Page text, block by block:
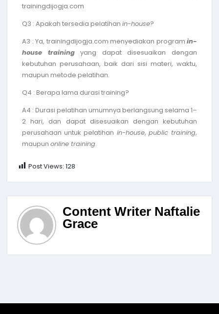
trainingdijogja.com
Q3 : Apakah tersedia pelatihan in-house?
A3 : Ya, trainingdijogja.com menyediakan program in-
house trainingyang dapat disesuaikan dengan
kebutuhan perusahaan, baik dari sisi materi, waktu,
maupun metode pelatihan.
Q4 : Berapa lama durasi training?
A4 : Durasi pelatihan umumnya berlangsung selama 1–
2 hari, dan dapat disesuaikan dengan kebutuhan
perusahaan untuk pelatihan in-house, public training,
maupun online training.
Post Views: 128
Content Writer Naftalie
Grace